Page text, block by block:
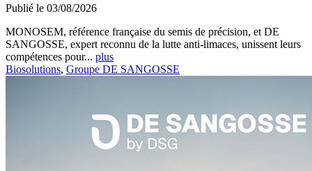
Publié le 03/08/2026
MONOSEM, référence française du semis de précision, et DE
SANGOSSE, expert reconnu de la lutte anti-limaces, unissent leurs
compétences pour... plus
Biosolutions, Groupe DE SANGOSSE